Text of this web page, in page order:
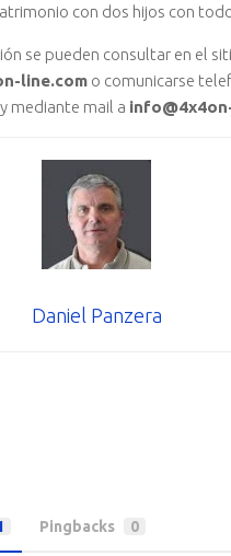
con dos hijos con
se pueden consultar en el
line.com o comunicarse
y mediante mail a
Daniel Panzera
Pingbacks 0